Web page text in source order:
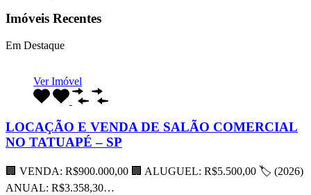
Imóveis Recentes
Em Destaque
Ver Imóvel
LOCAÇÃO E VENDA DE SALÃO COMERCIAL
NO TATUAPÉ – SP
🏢 VENDA: R$900.000,00 🏢 ALUGUEL: R$5.500,00 🏷 (2026)
ANUAL: R$3.358,30…